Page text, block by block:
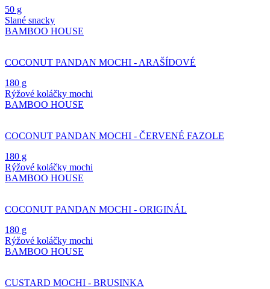
50 g
Slané snacky
BAMBOO HOUSE
COCONUT PANDAN MOCHI - ARAŠÍDOVÉ
180 g
Rýžové koláčky mochi
BAMBOO HOUSE
COCONUT PANDAN MOCHI - ČERVENÉ FAZOLE
180 g
Rýžové koláčky mochi
BAMBOO HOUSE
COCONUT PANDAN MOCHI - ORIGINÁL
180 g
Rýžové koláčky mochi
BAMBOO HOUSE
CUSTARD MOCHI - BRUSINKA